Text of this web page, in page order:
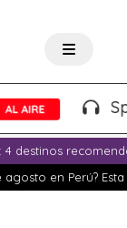
4 destinos
en Perú?